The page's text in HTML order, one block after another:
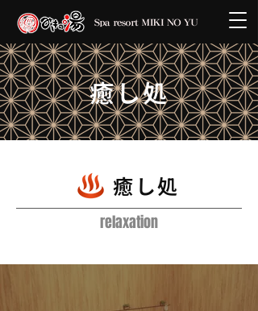
癒し処
​癒し処
relaxation